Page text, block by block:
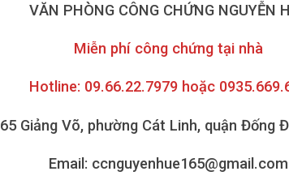
VĂN PHÒNG CÔNG CHỨNG NGUYỄN
Miễn phí công chứng tại nhà
Hotline: 09.66.22.7979 hoặc
Giảng Võ, phường Cát Linh, quận Đống
Email: ccnguyenhue165@gmail.com